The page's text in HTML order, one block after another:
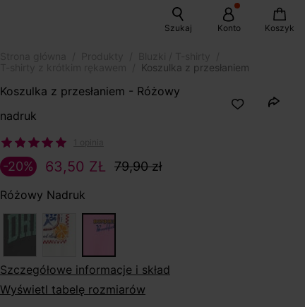
Szukaj Konto Koszyk
Koszulka z przesłaniem
Koszulka z przesłaniem - Różowy
nadruk
63,50 ZŁ 79,90 zł
-20%
Różowy Nadruk
szczegółowe informacje i skład
Wyświetl tabelę rozmiarów